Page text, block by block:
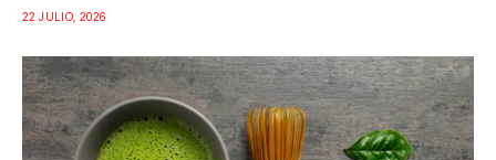
22 JULIO, 2026